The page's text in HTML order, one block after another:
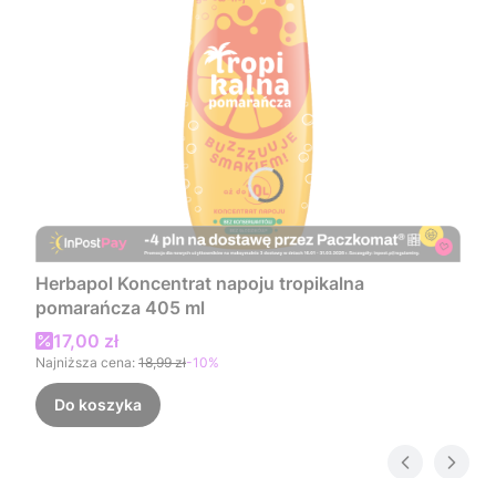
Herbapol Koncentrat napoju tropikalna
pomarańcza 405 ml
Cena promocyjna
17,00 zł
Najniższa cena: 18,99 zł-10%
Do koszyka